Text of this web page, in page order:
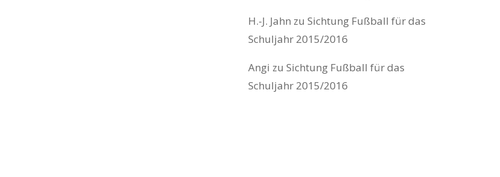
H.-J. Jahn zuSichtung Fußball für das
Schuljahr 2015/2016
Angi zuSichtung Fußball für das
Schuljahr 2015/2016